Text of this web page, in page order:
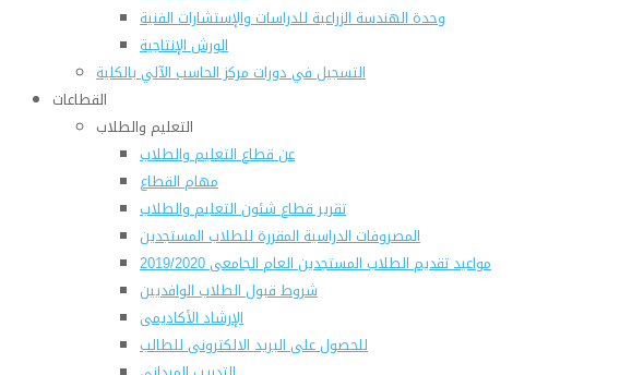
وحدة الهندسة الزراعية للدراسات والإستشارات الفنية
الورش الإنتاجية
التسجيل في دورات مركز الحاسب الآلي بالكلية
القطاعات
التعليم والطلاب
عن قطاع التعليم والطلاب
مهام القطاع
تقرير قطاع شئون التعليم والطلاب
المصروفات الدراسية المقررة للطلاب المستجدين
مواعيد تقديم الطلاب المستجدين العام الجامعى 2019/2020
شروط قبول الطلاب الوافديين
الإرشاد الأكاديمى
للحصول على البريد الالكترونى للطالب